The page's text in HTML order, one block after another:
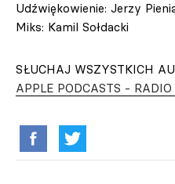
Udźwiękowienie: Jerzy
Miks: Kamil Sołdacki
SŁUCHAJ WSZYSTKICH
APPLE PODCASTS -